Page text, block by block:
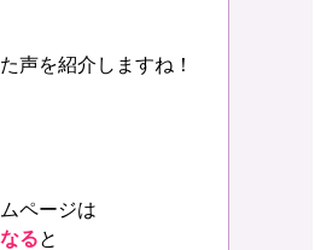
声を紹介しますね！
ページは
ると